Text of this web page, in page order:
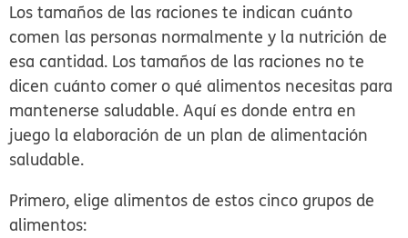
Los tamaños de las raciones te indican cuánto
comen las personas normalmente y la nutrición de
esa cantidad. Los tamaños de las raciones no te
dicen cuánto comer o qué alimentos necesitas para
mantenerse saludable. Aquí es donde entra en
juego la elaboración de un plan de alimentación
saludable.
Primero, elige alimentos de estoscinco grupos de
alimentos: